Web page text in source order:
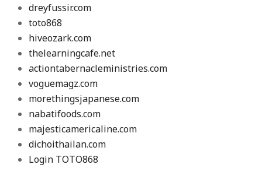
dreyfussir.com
toto868
hiveozark.com
thelearningcafe.net
actiontabernacleministries.com
voguemagz.com
morethingsjapanese.com
nabatifoods.com
majesticamericaline.com
dichoithailan.com
Login TOTO868